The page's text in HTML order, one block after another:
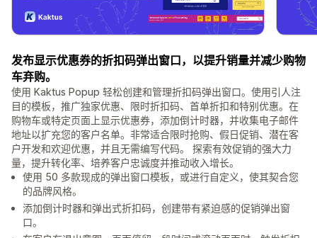
发布显示优惠券的折扣码弹出窗口，以提升销量并减少购物
车弃购。
使用 Kaktus Popup 轻松创建和管理折扣码弹出窗口。使用引人注
目的模板，推广独家优惠、限时折扣码、首单折扣和特别优惠。在
购物车或特定页面上显示优惠券，添加倒计时器，并收集电子邮件
地址以扩充您的客户名单。非常适合限时抢购、假日促销、潜在客
户开发和欢迎优惠，并且无需编写代码。 探索有效促销的强大力
量，提升转化率、培养客户忠诚度并推动收入增长。
使用 50 多款现成的弹出窗口模板，或进行自定义，使其契合您
的品牌风格。
添加倒计时器和弹出式折扣码，创建带有紧迫感的促销弹出窗
口。